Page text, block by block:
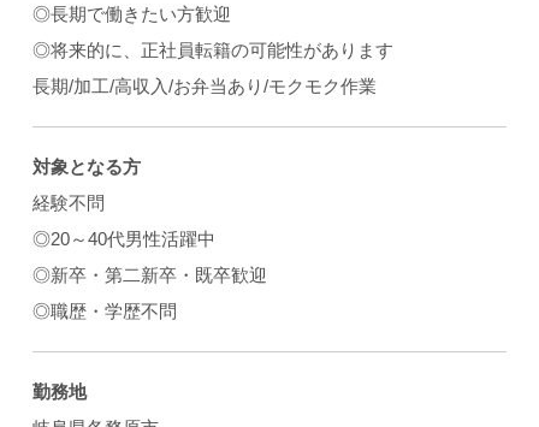
◎長期で働きたい方歓迎
◎将来的に、正社員転籍の可能性があります
長期/加工/高収入/お弁当あり/モクモク作業
対象となる方
経験不問
◎20～40代男性活躍中
◎新卒・第二新卒・既卒歓迎
◎職歴・学歴不問
勤務地